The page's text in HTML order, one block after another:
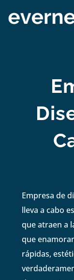
Empresa de
lleva a cabo
que atraen a
que
rápidas,